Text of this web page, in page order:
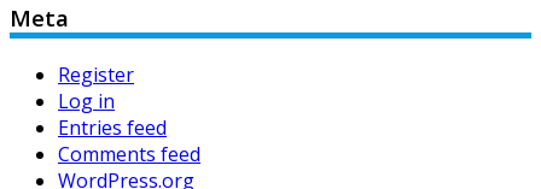
Meta
Register
Log in
Entries feed
Comments feed
WordPress.org